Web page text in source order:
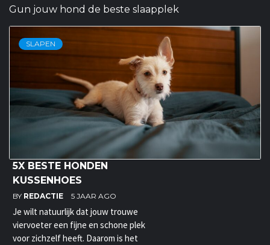
Gun jouw hond de beste slaapplek
SLAPEN
5X BESTE HONDEN
KUSSENHOES
BY REDACTIE 5 JAAR AGO
Je wilt natuurlijk dat jouw trouwe
viervoeter een fijne en schone plek
voor zichzelf heeft. Daarom is het